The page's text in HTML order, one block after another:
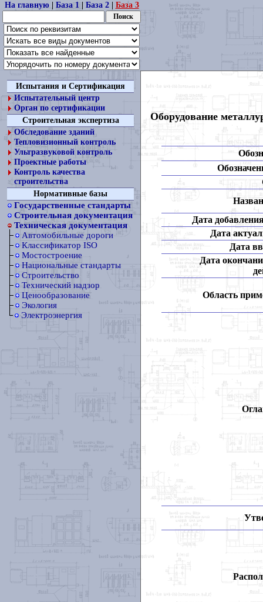
На главную| База 1| База 2| База 3
Испытания и Сертификация
Испытательный центр
Орган по сертификации
Строительная экспертиза
Обследование зданий
Тепловизионный контроль
Ультразвуковой контроль
Проектные работы
Контроль качества
строительства
Нормативные базы
Государственные стандарты
Строительная документация
Техническая документация
Автомобильные дороги
Классификатор ISO
Мостостроение
Национальные стандарты
Строительство
Технический надзор
Ценообразование
Экология
Электроэнергия
Оборудование
Дата
Дата
Дата
Дата
Область